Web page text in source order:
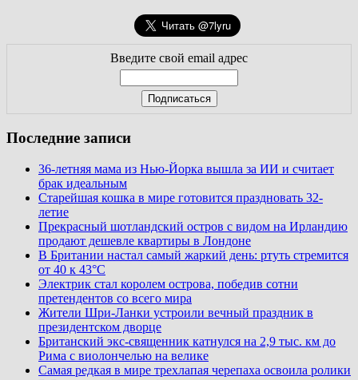
Введите свой email адрес
Последние записи
36-летняя мама из Нью-Йорка вышла за ИИ и считает
брак идеальным
Старейшая кошка в мире готовится праздновать 32-
летие
Прекрасный шотландский остров с видом на Ирландию
продают дешевле квартиры в Лондоне
В Британии настал самый жаркий день: ртуть стремится
от 40 к 43°C
Электрик стал королем острова, победив сотни
претендентов со всего мира
Жители Шри-Ланки устроили вечный праздник в
президентском дворце
Британский экс-священник катнулся на 2,9 тыс. км до
Рима с виолончелью на велике
Самая редкая в мире трехлапая черепаха освоила ролики